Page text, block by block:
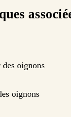
oignons
oignons